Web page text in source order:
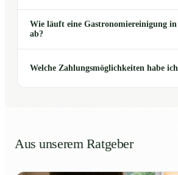
Wie läuft eine Gastronomiereinigung
ab?
Welche Zahlungsmöglichkeiten habe
Aus unserem Ratgeber